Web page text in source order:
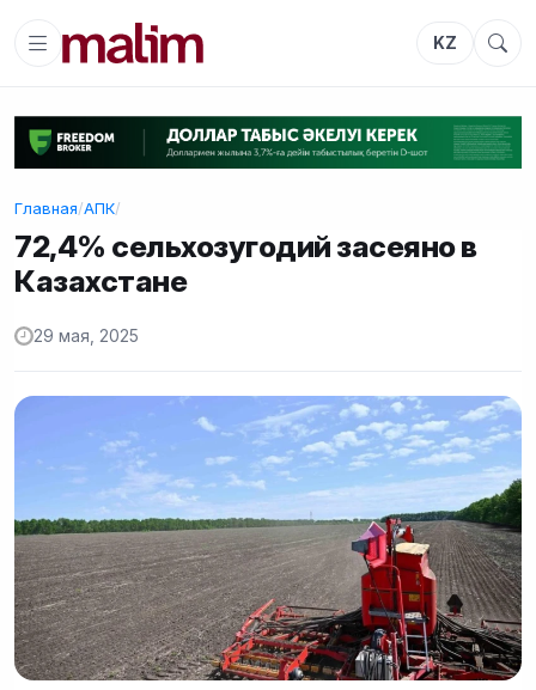
KZ
Главная/АПК/
72,4% сельхозугодий засеяно в
Казахстане
29 мая, 2025